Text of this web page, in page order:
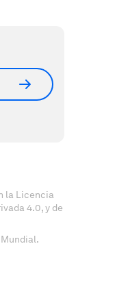
la Licencia
4.0, y de